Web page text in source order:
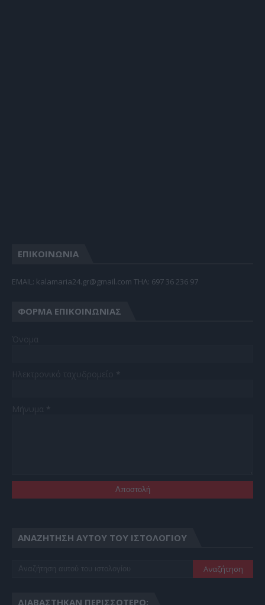
ΕΠΙΚΟΙΝΩΝΙΑ
EMAIL: kalamaria24.gr@gmail.com TΗΛ: 697 36 236 97
ΦΌΡΜΑ ΕΠΙΚΟΙΝΩΝΊΑΣ
ΑΝΑΖΉΤΗΣΗ ΑΥΤΟΎ ΤΟΥ ΙΣΤΟΛΟΓΊΟΥ
ΔΙΑΒΆΣΤΗΚΑΝ ΠΕΡΙΣΣΌΤΕΡΟ: